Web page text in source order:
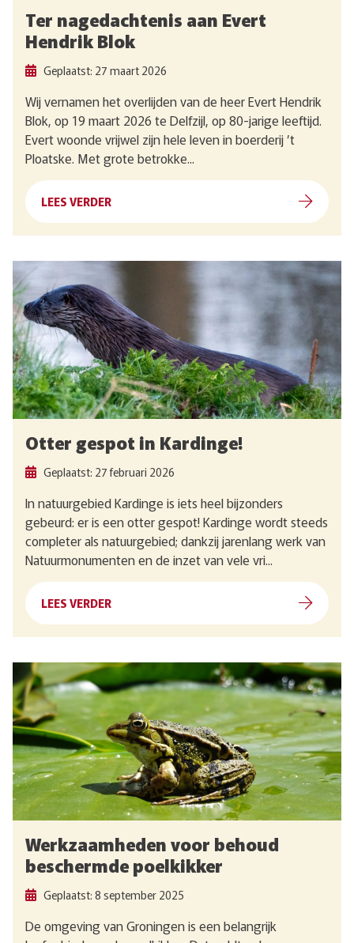
Ter nagedachtenis aan Evert
Hendrik Blok
Geplaatst: 27 maart 2026
Wij vernamen het overlijden van de heer Evert Hendrik
Blok, op 19 maart 2026 te Delfzijl, op 80-jarige leeftijd.
Evert woonde vrijwel zijn hele leven in boerderij ’t
Ploatske. Met grote betrokke...
LEES VERDER
Otter gespot in Kardinge!
Geplaatst: 27 februari 2026
In natuurgebied Kardinge is iets heel bijzonders
gebeurd: er is een otter gespot! Kardinge wordt steeds
completer als natuurgebied; dankzij jarenlang werk van
Natuurmonumenten en de inzet van vele vri...
LEES VERDER
Werkzaamheden voor behoud
beschermde poelkikker
Geplaatst: 8 september 2025
De omgeving van Groningen is een belangrijk